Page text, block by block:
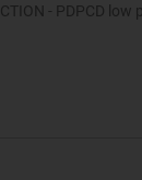
- PDPCD